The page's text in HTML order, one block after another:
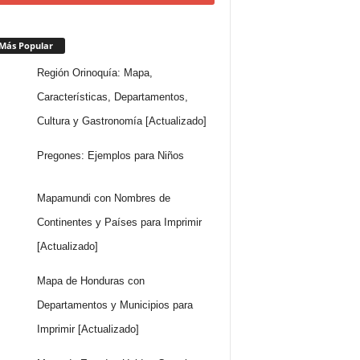
Popular
Región Orinoquía: Mapa,
Características, Departamentos,
Cultura y Gastronomía [Actualizado]
Pregones: Ejemplos para Niños
Mapamundi con Nombres de
Continentes y Países para Imprimir
[Actualizado]
Mapa de Honduras con
Departamentos y Municipios para
Imprimir [Actualizado]